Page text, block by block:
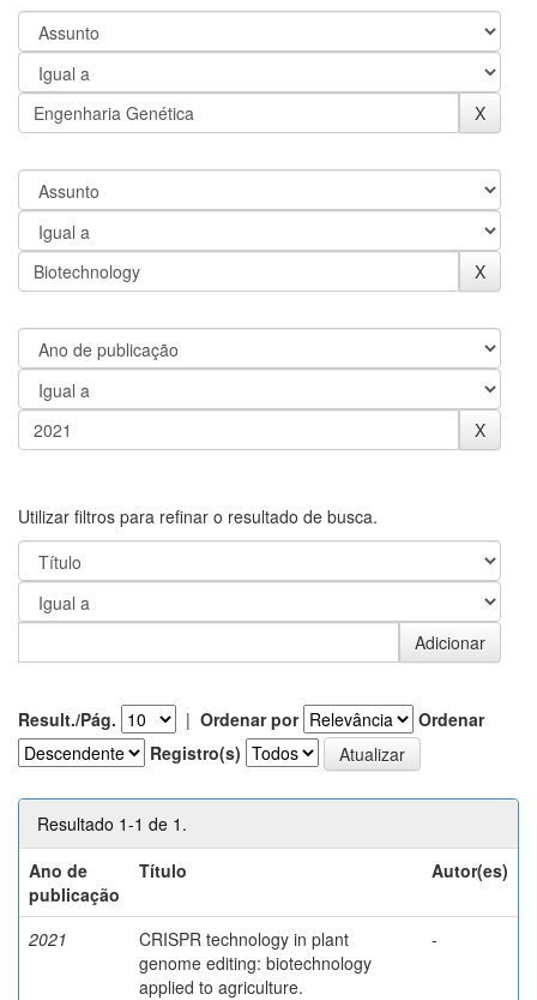
Utilizar filtros para refinar o resultado de busca.
Result./Pág. | Ordenar por
Ordenar
Registro(s)
Resultado 1-1 de 1.
Ano de
publicação
Título Autor(es)
2021
CRISPR technology in plant
genome editing: biotechnology
applied to agriculture.
-